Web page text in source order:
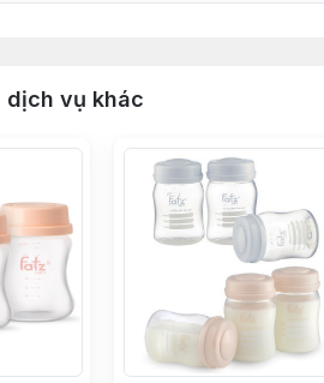
dịch vụ khác